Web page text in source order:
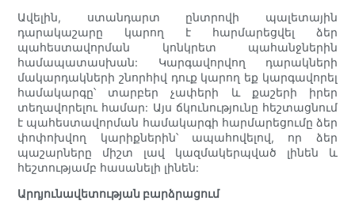
Ավելին, ստանդարտ ընտրովի պալետային
դարակաշարը կարող է հարմարեցվել ձեր
պահեստավորման կոնկրետ պահանջներին
համապատասխան: Կարգավորվող դարակների
մակարդակների շնորհիվ դուք կարող եք կարգավորել
համակարգը՝ տարբեր չափերի և քաշերի իրեր
տեղավորելու համար: Այս ճկունությունը հեշտացնում
է պահեստավորման համակարգի հարմարեցումը ձեր
փոփոխվող կարիքներին՝ ապահովելով, որ ձեր
պաշարները միշտ լավ կազմակերպված լինեն և
հեշտությամբ հասանելի լինեն:
Արդյունավետության բարձրացում